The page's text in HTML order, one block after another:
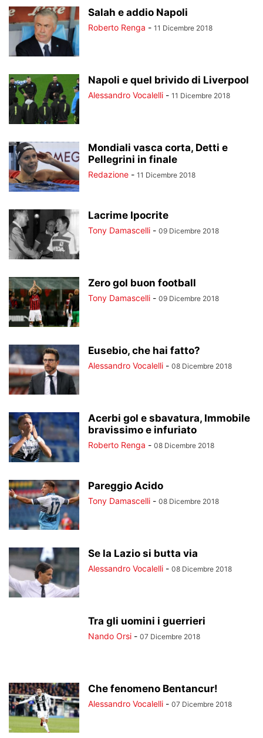
Salah e addio Napoli
Roberto Renga - 11 Dicembre 2018
Napoli e quel brivido di Liverpool
Alessandro Vocalelli - 11 Dicembre 2018
Mondiali vasca corta, Detti e
Pellegrini in finale
Redazione - 11 Dicembre 2018
Lacrime Ipocrite
Tony Damascelli - 09 Dicembre 2018
Zero gol buon football
Tony Damascelli - 09 Dicembre 2018
Eusebio, che hai fatto?
Alessandro Vocalelli - 08 Dicembre 2018
Acerbi gol e sbavatura, Immobile
bravissimo e infuriato
Roberto Renga - 08 Dicembre 2018
Pareggio Acido
Tony Damascelli - 08 Dicembre 2018
Se la Lazio si butta via
Alessandro Vocalelli - 08 Dicembre 2018
Tra gli uomini i guerrieri
Nando Orsi - 07 Dicembre 2018
Che fenomeno Bentancur!
Alessandro Vocalelli - 07 Dicembre 2018